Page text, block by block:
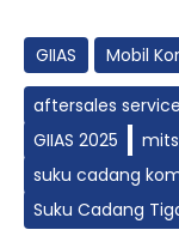
GIIAS Mobil
aftersales
GIIAS 2025
suku cadang
Suku Cadang